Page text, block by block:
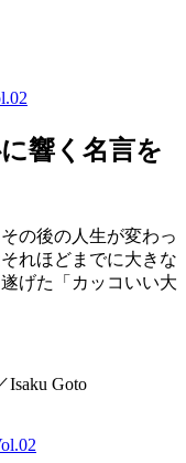
響く名言を
の後の人生が変わっ
れほどまでに大きな
げた「カッコいい大
Goto